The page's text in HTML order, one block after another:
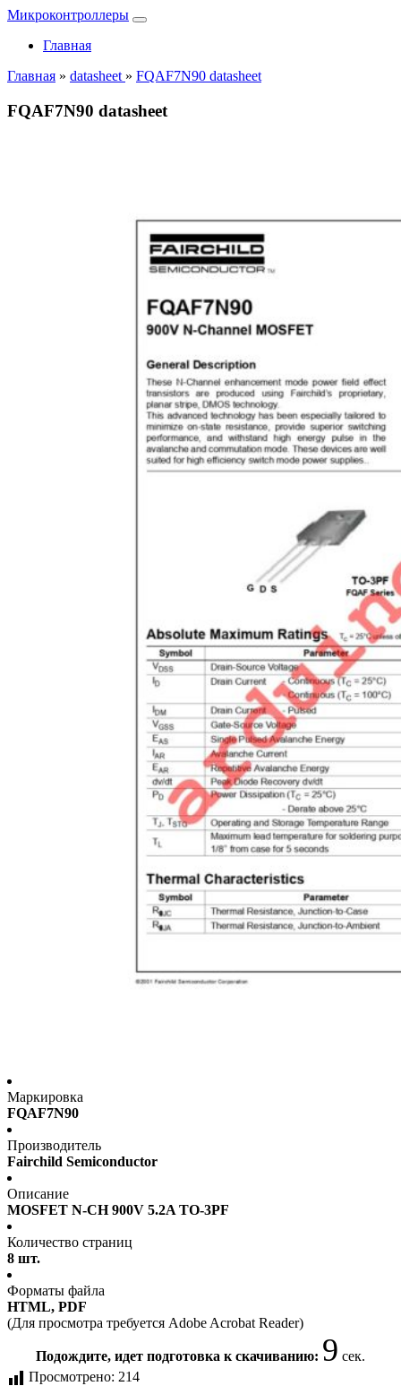
Микроконтроллеры
Главная
Главная » datasheet » FQAF7N90 datasheet
FQAF7N90 datasheet
Маркировка
FQAF7N90
Производитель
Fairchild Semiconductor
Описание
MOSFET N-CH 900V 5.2A TO-3PF
Количество страниц
8 шт.
Форматы файла
HTML, PDF
(Для просмотра требуется Adobe Acrobat Reader)
Подождите, идет подготовка к скачиванию: 9 сек.
Просмотрено: 214